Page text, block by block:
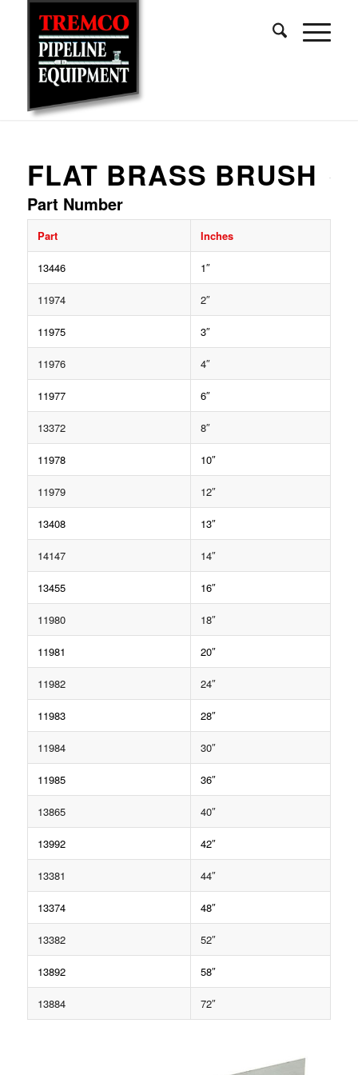
FLAT BRASS BRUSH
Part Number
Part Inches
13446 1″
11974 2″
11975 3″
11976 4″
11977 6″
13372 8″
11978 10″
11979 12″
13408 13″
14147 14″
13455 16″
11980 18″
11981 20″
11982 24″
11983 28″
11984 30″
11985 36″
13865 40″
13992 42″
13381 44″
13374 48″
13382 52″
13892 58″
13884 72″